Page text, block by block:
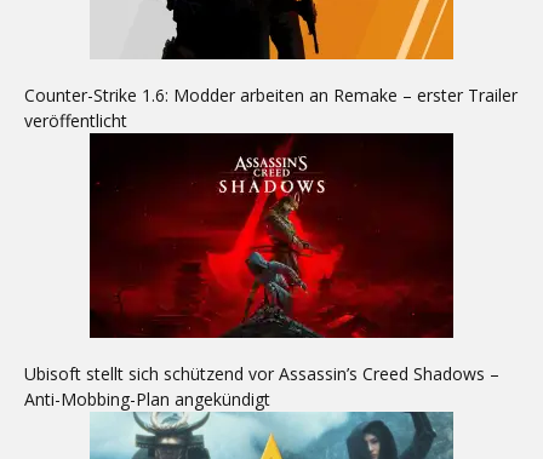
Counter-Strike 1.6: Modder arbeiten an Remake – erster Trailer
veröffentlicht
Ubisoft stellt sich schützend vor Assassin’s Creed Shadows –
Anti-Mobbing-Plan angekündigt